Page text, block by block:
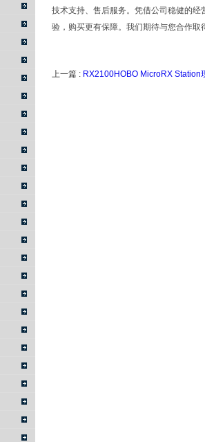
技术支持、售后服务。凭借公司稳健的
验，购买更有保障。我们期待与您合作取
上一篇 : RX2100HOBO MicroRX Station